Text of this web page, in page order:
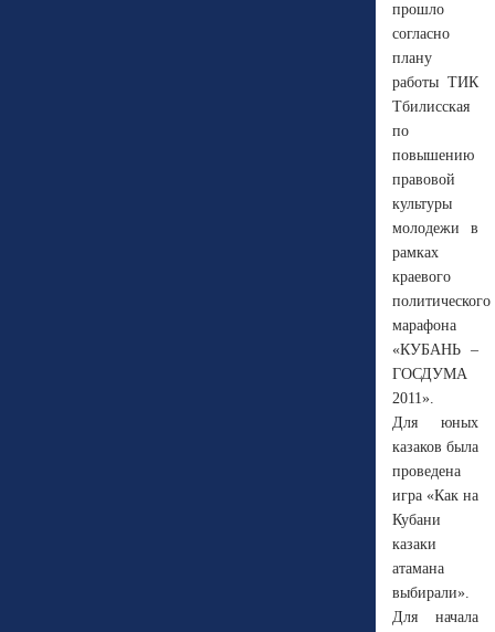
прошло
согласно
плану
работы ТИК
Тбилисская
по
повышению
правовой
культуры
молодежи в
рамках
краевого
политического
марафона
«КУБАНЬ –
ГОСДУМА
2011».
Для юных
казаков была
проведена
игра «Как на
Кубани
казаки
атамана
выбирали».
Для начала